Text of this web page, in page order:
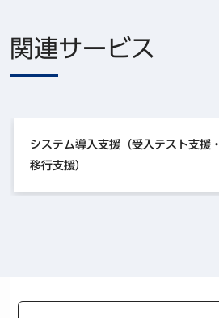
関連サービス
システム導入支援（受入テスト支援・
移行支援）